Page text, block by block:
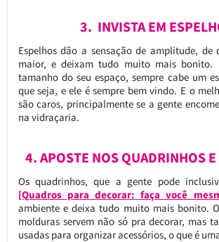
3. INVISTA EM
Espelhos dão a sensação de amplitude, de
maior, e deixam tudo muito mais
tamanho do seu espaço, sempre cabe um
que seja, e ele é sempre bem vindo. E o
são caros, principalmente se a gente
na vidraçaria.
4. APOSTE NOS QUADRINHOS
Os quadrinhos, que a gente pode
[Quadros para decorar: faça você
ambiente e deixa tudo muito mais bonito.
molduras servem não só pra decorar, mas
usadas para organizar acessórios, o que é